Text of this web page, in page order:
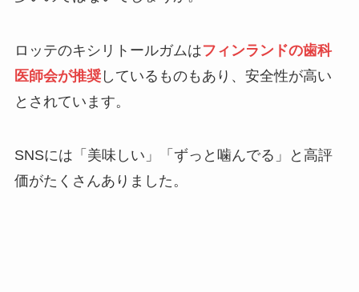
飼ってはいけないミーアキャット！後悔し
なメーカーの特徴や後悔した人の口コミを
買ってはいけないサラダ油！体に悪いと言
われる理由や危険性を詳しく紹介！
ロッテのキシリトールガムはフィンランドの歯科
医師会が推奨しているものもあり、安全性が高い
とされています。
SNSには「美味しい」「ずっと噛んでる」と高評
価がたくさんありました。